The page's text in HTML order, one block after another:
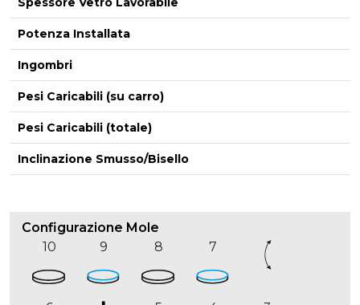
Potenza Installata
Ingombri
Pesi Caricabili (su carro)
Pesi Caricabili (totale)
Inclinazione Smusso/Bisello
Configurazione Mole
10
9 8 7